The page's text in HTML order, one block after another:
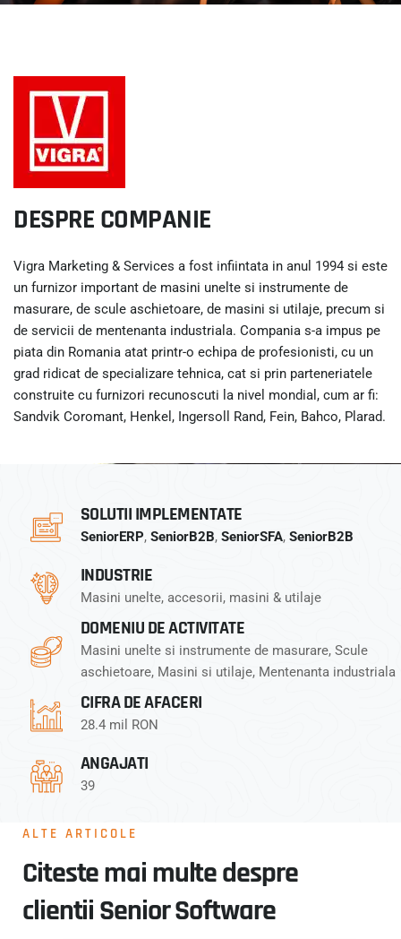
DESPRE COMPANIE
Vigra Marketing & Services a fost infiintata in anul 1994 si este
un furnizor important de masini unelte si instrumente de
masurare, de scule aschietoare, de masini si utilaje, precum si
de servicii de mentenanta industriala. Compania s-a impus pe
piata din Romania atat printr-o echipa de profesionisti, cu un
grad ridicat de specializare tehnica, cat si prin parteneriatele
construite cu furnizori recunoscuti la nivel mondial, cum ar fi:
Sandvik Coromant, Henkel, Ingersoll Rand, Fein, Bahco, Plarad.
SOLUTII IMPLEMENTATE
SeniorERP, SeniorB2B, SeniorSFA, SeniorB2B
INDUSTRIE
Masini unelte, accesorii, masini & utilaje
DOMENIU DE ACTIVITATE
Masini unelte si instrumente de masurare, Scule
aschietoare, Masini si utilaje, Mentenanta industriala
CIFRA DE AFACERI
28.4 mil RON
ANGAJATI
39
ALTE ARTICOLE
Citeste mai multe despre
clientii Senior Software